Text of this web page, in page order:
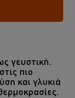
γευστική.
πιο
και γλυκιά